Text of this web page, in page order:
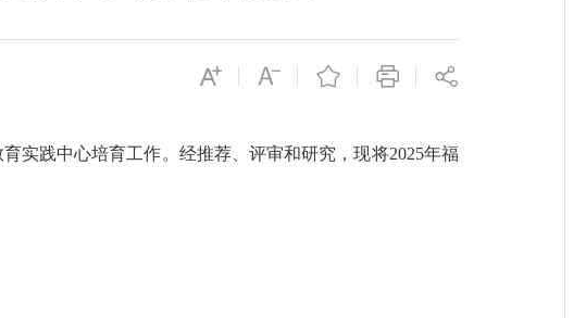
实践中心培育工作。经推荐、评审和研究，现将2025年福